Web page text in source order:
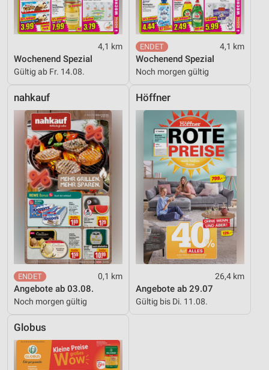
4,1 km
Wochenend Spezial
Gültig ab Fr. 14.08.
4,1 km
Wochenend Spezial
Noch morgen gültig
nahkauf
0,1 km
Angebote ab 03.08.
Noch morgen gültig
Höffner
26,4 km
Angebote ab 29.07
Gültig bis Di. 11.08.
Globus
Nicht-IAB-Verarbeitungszwecke:
Notwendig
Funktional
Werbung